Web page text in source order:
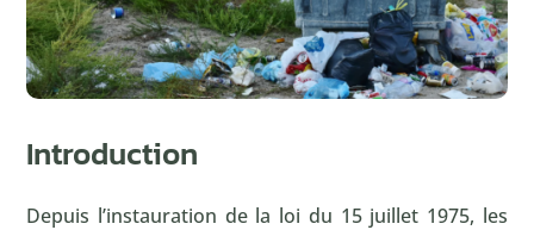
Introduction
Depuis l’instauration de la loi du 15 juillet 1975, les